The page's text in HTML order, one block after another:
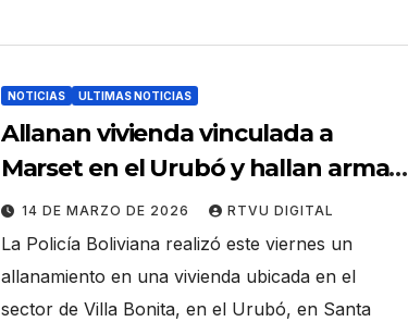
NOTICIAS ULTIMAS NOTICIAS
Allanan vivienda vinculada a
Marset en el Urubó y hallan armas,
droga y un vehículo blindado
14 DE MARZO DE 2026 RTVU DIGITAL
La Policía Boliviana realizó este viernes un
allanamiento en una vivienda ubicada en el
sector de Villa Bonita, en el Urubó, en Santa